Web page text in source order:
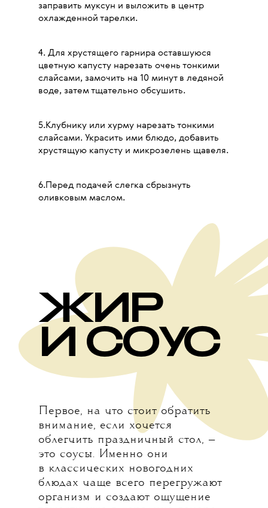
заправить муксун и выложить в центр
охлажденной тарелки.
4. Для хрустящего гарнира оставшуюся
цветную капусту нарезать очень тонкими
слайсами, замочить на 10 минут в ледяной
воде, затем тщательно обсушить.
5.Клубнику или хурму нарезать тонкими
слайсами. Украсить ими блюдо, добавить
хрустящую капусту и микрозелень щавеля.
6.Перед подачей слегка сбрызнуть
оливковым маслом.
ЖИР
И СОУС
Первое, на что стоит обратить
внимание, если хочется
облегчить праздничный стол, —
это соусы. Именно они
в классических новогодних
блюдах чаще всего перегружают
организм и создают ощущение